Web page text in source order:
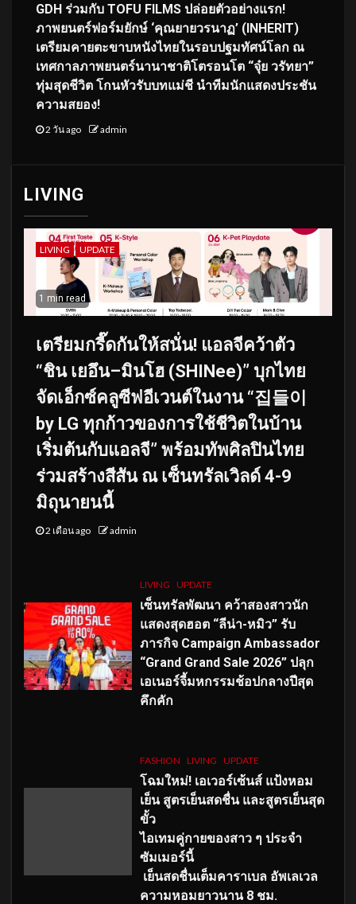
GDH ร่วมกับ TOFU FILMS ปล่อยตัวอย่างแรก!
ภาพยนตร์ฟอร์มยักษ์ ‘คุณยายวรนาฏ’ (INHERIT)
เตรียมคายตะขาบหนังไทยในรอบปฐมทัศน์โลก ณ
เทศกาลภาพยนตร์นานาชาติโตรอนโต “จุ๋ย วรัทยา”
ทุ่มสุดชีวิต โกนหัวรับบทแม่ชี นำทีมนักแสดงประชัน
ความสยอง!
2 วัน ago admin
LIVING
LIVING UPDATE
1 min read
เตรียมกรี๊ดกันให้สนั่น! แอลจีคว้าตัว
“ชิน เยอึน–มินโฮ (SHINee)” บุกไทย
จัดเอ็กซ์คลูซีฟอีเวนต์ในงาน “집들이
by LG ทุกก้าวของการใช้ชีวิตในบ้าน
เริ่มต้นกับแอลจี” พร้อมทัพศิลปินไทย
ร่วมสร้างสีสัน ณ เซ็นทรัลเวิลด์ 4-9
มิถุนายนนี้
2 เดือน ago admin
LIVING UPDATE
เซ็นทรัลพัฒนา คว้าสองสาวนัก
แสดงสุดฮอต “ลีน่า-หมิว” รับ
ภารกิจ Campaign Ambassador
“Grand Grand Sale 2026” ปลุก
เอเนอร์จี้มหกรรมช้อปกลางปีสุด
คึกคัก
FASHION LIVING UPDATE
โฉมใหม่! เอเวอร์เซ้นส์ แป้งหอม
เย็น สูตรเย็นสดชื่น และสูตรเย็นสุด
ขั้ว
ไอเทมคู่กายของสาว ๆ ประจำ
ซัมเมอร์นี้
เย็นสดชื่นเต็มคาราเบล อัพเลเวล
ความหอมยาวนาน 8 ชม.